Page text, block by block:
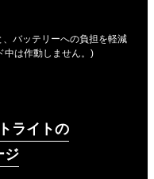
バッテリーへの負担を軽減
中は作動しません。)
ライトの
ジ